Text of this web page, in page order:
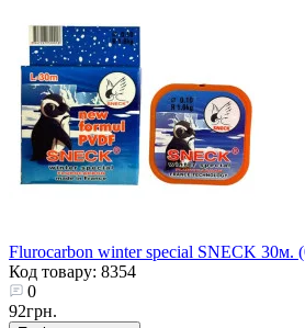
Flurocarbon winter special SNECK 30м.
Код товару: 8354
0
92грн.